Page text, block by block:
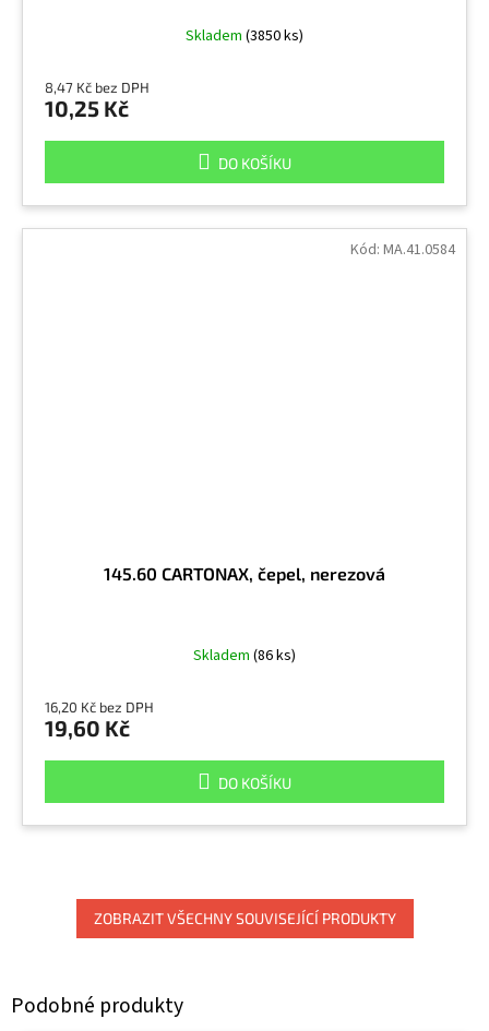
Skladem (3850 ks)
8,47 Kč bez DPH
10,25 Kč
DO KOŠÍKU
145.60 CARTONAX, čepel, nerezová
Skladem (86 ks)
16,20 Kč bez DPH
19,60 Kč
DO KOŠÍKU
Kód: MA.41.0584
ZOBRAZIT VŠECHNY SOUVISEJÍCÍ PRODUKTY